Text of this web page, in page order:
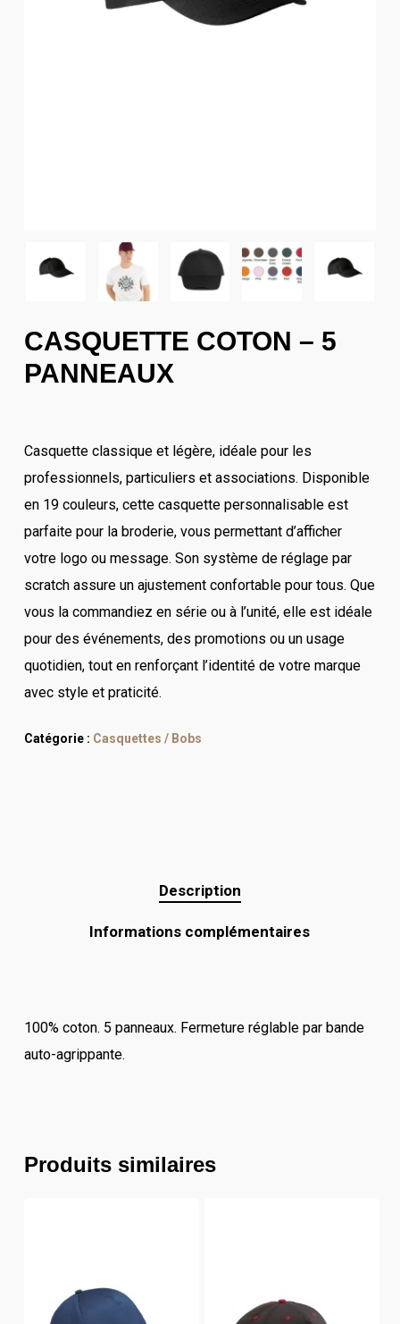
CASQUETTE COTON – 5
PANNEAUX
Casquette classique et légère, idéale pour les
professionnels, particuliers et associations. Disponible
en 19 couleurs, cette casquette personnalisable est
parfaite pour la broderie, vous permettant d’afficher
votre logo ou message. Son système de réglage par
scratch assure un ajustement confortable pour tous. Que
vous la commandiez en série ou à l’unité, elle est idéale
pour des événements, des promotions ou un usage
quotidien, tout en renforçant l’identité de votre marque
avec style et praticité.
Catégorie : Casquettes / Bobs
Description
Informations complémentaires
100% coton. 5 panneaux. Fermeture réglable par bande
auto-agrippante.
Produits similaires